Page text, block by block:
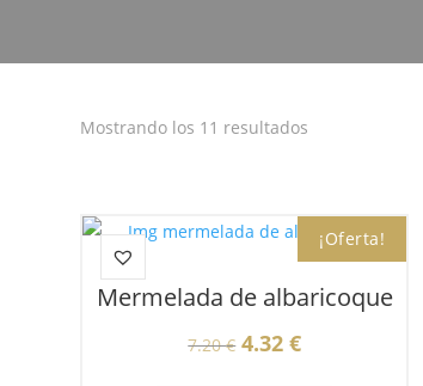
Mostrando los 11 resultados
¡Oferta!
Mermelada de albaricoque
7.20€ El
4.32€El